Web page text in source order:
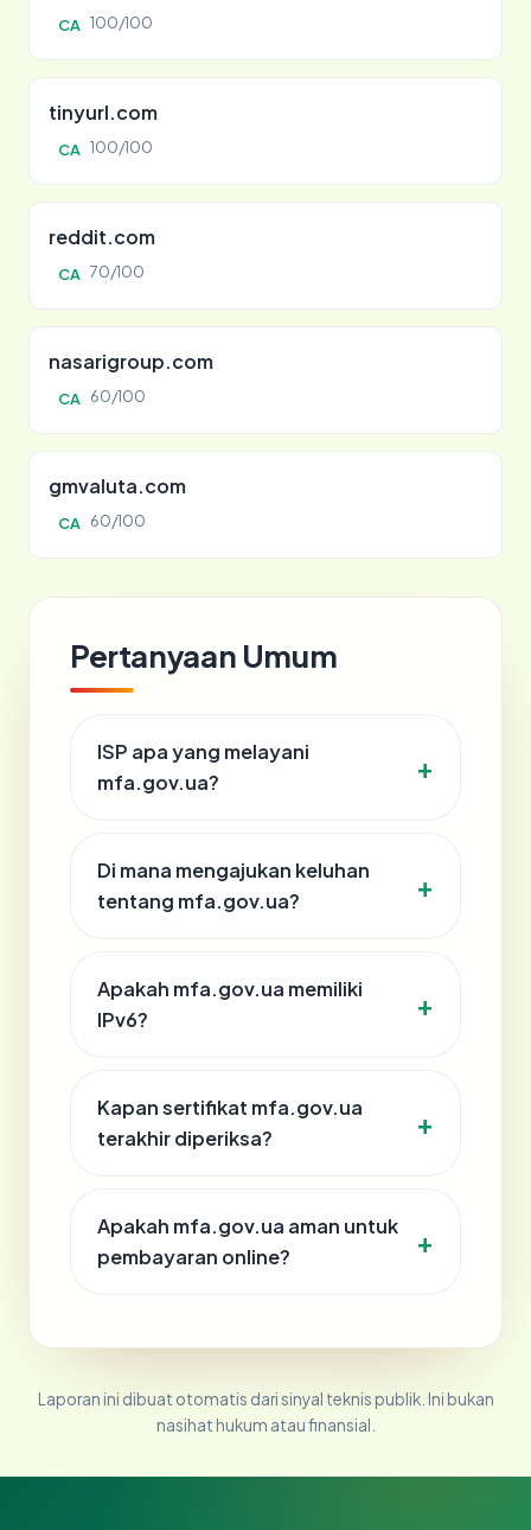
CA 100/100
tinyurl.com
CA 100/100
reddit.com
CA 70/100
nasarigroup.com
CA 60/100
gmvaluta.com
CA 60/100
Pertanyaan Umum
ISP apa yang melayani
mfa.gov.ua?
Di mana mengajukan keluhan
tentang mfa.gov.ua?
Apakah mfa.gov.ua memiliki
IPv6?
Kapan sertifikat mfa.gov.ua
terakhir diperiksa?
Apakah mfa.gov.ua aman untuk
pembayaran online?
Laporan ini dibuat otomatis dari sinyal teknis publik. Ini bukan
nasihat hukum atau finansial.